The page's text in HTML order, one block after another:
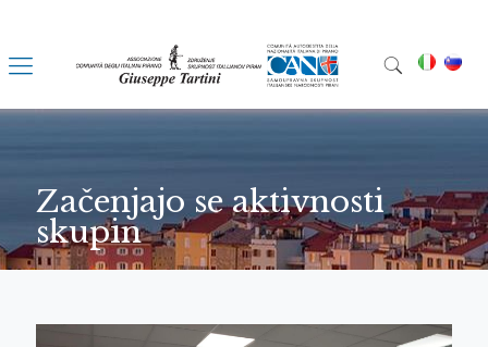
Začenjajo se aktivnosti
skupin